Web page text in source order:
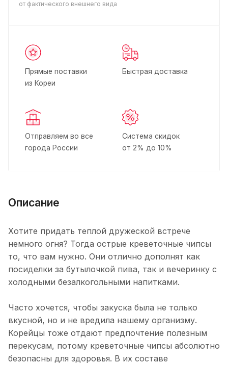
от фактического внешнего вида
Прямые поставки
из Кореи
Быстрая доставка
Отправляем во все
города России
Система скидок
от 2% до 10%
Описание
Хотите придать теплой дружеской встрече
немного огня? Тогда острые креветочные чипсы
то, что вам нужно. Они отлично дополнят как
посиделки за бутылочкой пива, так и вечеринку с
холодными безалкогольными напитками.
Часто хочется, чтобы закуска была не только
вкусной, но и не вредила нашему организму.
Корейцы тоже отдают предпочтение полезным
перекусам, потому креветочные чипсы абсолютно
безопасны для здоровья. В их составе